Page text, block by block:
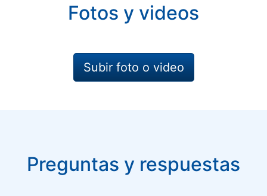
Fotos y videos
Subir foto o video
Preguntas y respuestas